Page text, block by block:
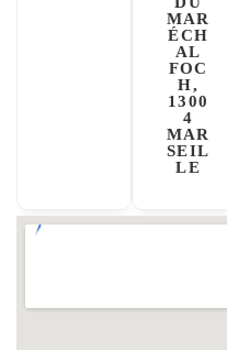
MAR
ÉCH
AL
FOC
H,
1300
4
MAR
SEIL
LE